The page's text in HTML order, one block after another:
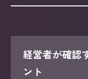
経営者が確認
ント